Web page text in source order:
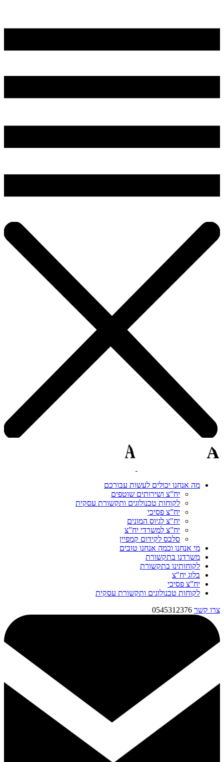
מה אנחנו יכולים לעשות עבורכם
יח”צ ושירותים שוטפים
לקוחות טכנולוגים ותקשורת עסקית
יח”צ פסיכי
יח"צ לגיוס המונים
יח”צ למשרדי יח”צ
סלבס לקידום קמפיין
מי אנחנו וכמה אנחנו טובים
משרדנו בתקשורת
לקוחותינו בתקשורת
בלוג יח"צ
יח”צ פסיכי
לקוחות טכנולוגים ותקשורת עסקית
צרו קשר 0545312376